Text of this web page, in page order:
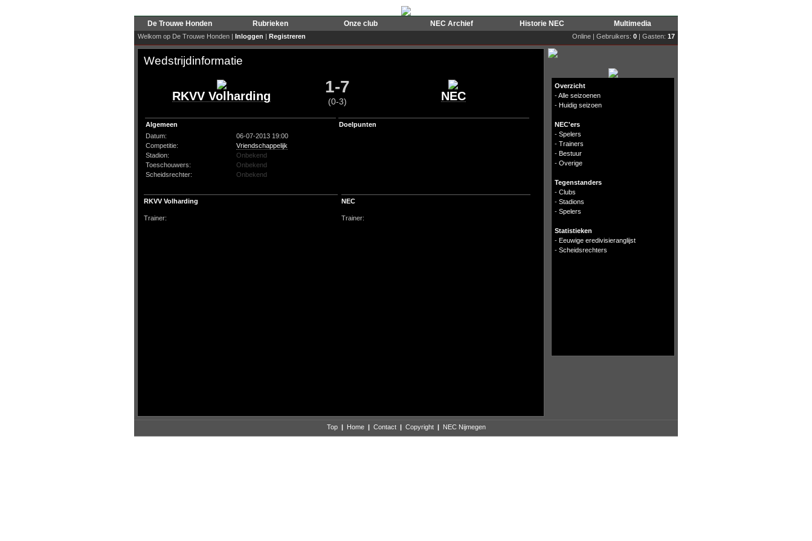
De Trouwe Honden Rubrieken Onze club NEC Archief Historie NEC Multimedia
Welkom op De Trouwe Honden | Inloggen | Registreren Online | Gebruikers: 0 | Gasten: 17
Wedstrijdinformatie
RKVV Volharding 1-7
(0-3) NEC
Algemeen
Datum:
06-07-2013 19:00
Competitie:
Vriendschappelijk
Stadion:
Onbekend
Toeschouwers:
Onbekend
Scheidsrechter:
Onbekend
Doelpunten
RKVV Volharding NEC
Trainer: Trainer:
Overzicht
-Alle seizoenen
- Huidig seizoen
NEC'ers
- Spelers
- Trainers
- Bestuur
- Overige
Tegenstanders
- Clubs
- Stadions
- Spelers
Statistieken
- Eeuwige eredivisieranglijst
- Scheidsrechters
Top | Home | Contact | Copyright | NEC Nijmegen